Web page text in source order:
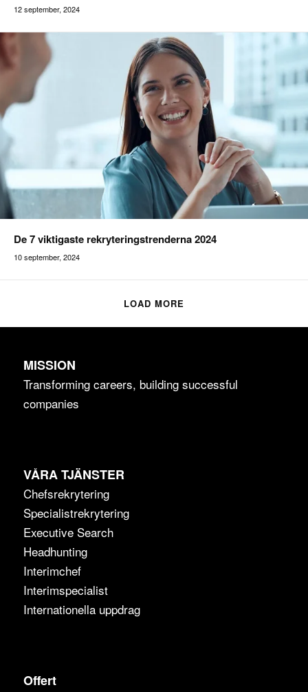
Addilon
12 september, 2024
Addilon
De 7 viktigaste rekryteringstrenderna 2024
10 september, 2024
LOAD MORE
MISSION
Transforming careers, building successful
companies
VÅRA TJÄNSTER
Chefsrekrytering
Specialistrekrytering
Executive Search
Headhunting
Interimchef
Interimspecialist
Internationella uppdrag
Offert